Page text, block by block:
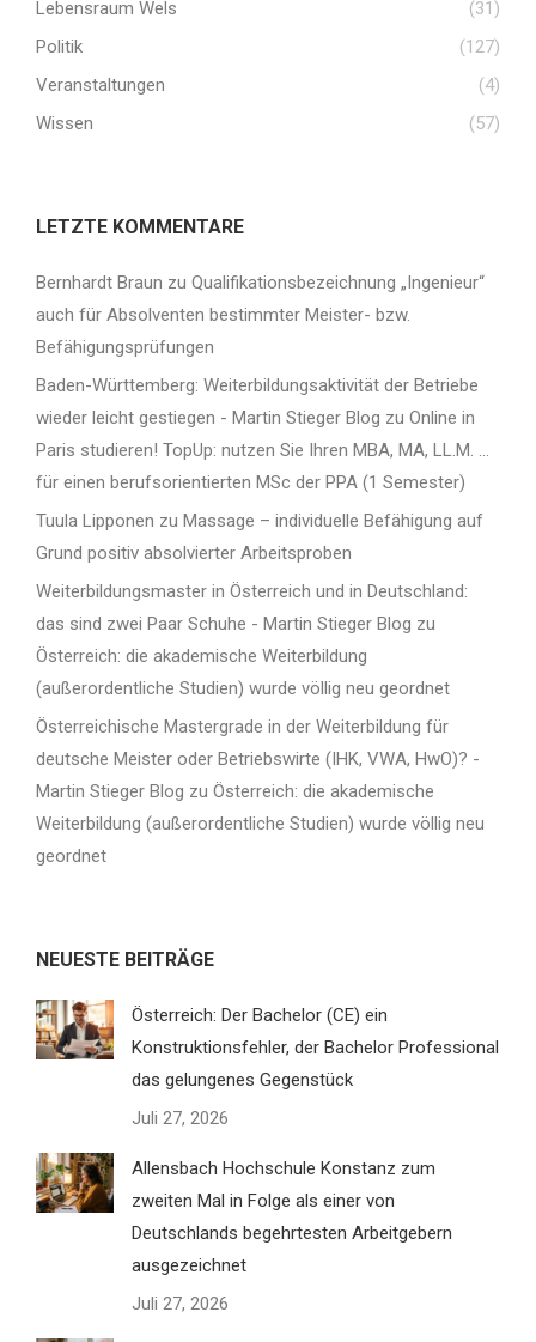
Lebensraum Wels
(31)
Politik
(127)
Veranstaltungen
(4)
Wissen
(57)
LETZTE KOMMENTARE
Bernhardt Braun zu Qualifikationsbezeichnung „Ingenieur“
auch für Absolventen bestimmter Meister- bzw.
Befähigungsprüfungen
Baden-Württemberg: Weiterbildungsaktivität der Betriebe
wieder leicht gestiegen - Martin Stieger Blog zu Online in
Paris studieren! TopUp: nutzen Sie Ihren MBA, MA, LL.M. …
für einen berufsorientierten MSc der PPA (1 Semester)
Tuula Lipponen zu Massage – individuelle Befähigung auf
Grund positiv absolvierter Arbeitsproben
Weiterbildungsmaster in Österreich und in Deutschland:
das sind zwei Paar Schuhe - Martin Stieger Blog zu
Österreich: die akademische Weiterbildung
(außerordentliche Studien) wurde völlig neu geordnet
Österreichische Mastergrade in der Weiterbildung für
deutsche Meister oder Betriebswirte (IHK, VWA, HwO)? -
Martin Stieger Blog zu Österreich: die akademische
Weiterbildung (außerordentliche Studien) wurde völlig neu
geordnet
NEUESTE BEITRÄGE
Österreich: Der Bachelor (CE) ein
Konstruktionsfehler, der Bachelor Professional
das gelungenes Gegenstück
Juli 27, 2026
Allensbach Hochschule Konstanz zum
zweiten Mal in Folge als einer von
Deutschlands begehrtesten Arbeitgebern
ausgezeichnet
Juli 27, 2026